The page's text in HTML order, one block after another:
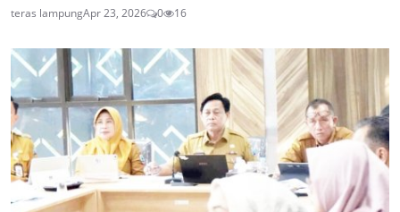
teras lampungApr 23, 2026 0 16